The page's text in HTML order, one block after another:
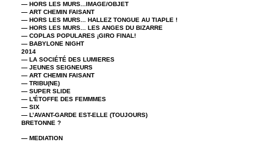
— HORS LES MURS...IMAGE/OBJET
— ART CHEMIN FAISANT
— HORS LES MURS... HALLEZ TONGUE AU TIAPLE !
— HORS LES MURS... LES ANGES DU BIZARRE
— COPLAS POPULARES ¡GIRO FINAL!
— BABYLONE NIGHT
2014
— LA SOCIÉTÉ DES LUMIERES
— JEUNES SEIGNEURS
— ART CHEMIN FAISANT
— TRIBU(NE)
— SUPER SLIDE
— L'ÉTOFFE DES FEMMMES
— SIX
— L’AVANT-GARDE EST-ELLE (TOUJOURS)
BRETONNE ?
— MEDIATION